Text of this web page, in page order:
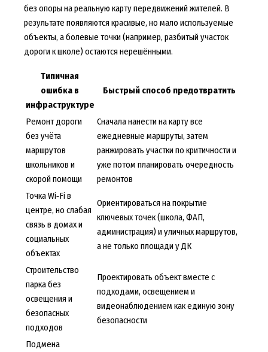
без опоры на реальную карту передвижений жителей. В
результате появляются красивые, но мало используемые
объекты, а болевые точки (например, разбитый участок
дороги к школе) остаются нерешёнными.
Типичная
ошибка в
инфраструктуре
Быстрый способ предотвратить
Ремонт дороги
без учёта
маршрутов
школьников и
скорой помощи
Сначала нанести на карту все
ежедневные маршруты, затем
ранжировать участки по критичности и
уже потом планировать очередность
ремонтов
Точка Wi‑Fi в
центре, но слабая
связь в домах и
социальных
объектах
Ориентироваться на покрытие
ключевых точек (школа, ФАП,
администрация) и уличных маршрутов,
а не только площади у ДК
Строительство
парка без
освещения и
безопасных
подходов
Проектировать объект вместе с
подходами, освещением и
видеонаблюдением как единую зону
безопасности
Подмена